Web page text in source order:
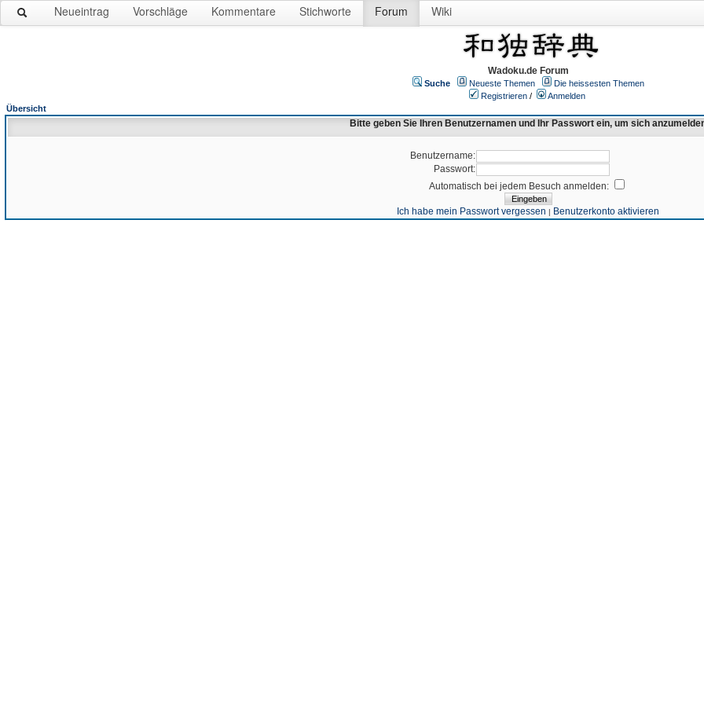
Neueintrag Vorschläge Kommentare Stichworte Forum Wiki
Wadoku.de Forum
Suche Neueste Themen
Die heissesten Themen
Registrieren /
Anmelden
Übersicht
Bitte geben Sie Ihren Benutzernamen und Ihr Passwort ein, um sich
Benutzername:
Passwort:
Automatisch bei jedem Besuch anmelden:
Ich habe mein Passwort vergessen | Benutzerkonto aktivieren